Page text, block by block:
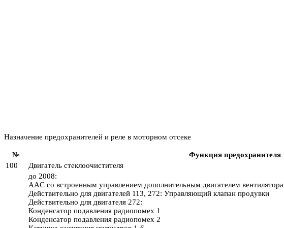
Назначение предохранителей и реле в моторном отсеке
№ Функция предохранителя
100
Двигатель стеклоочистителя
до 2008:
AAC со встроенным управлением дополнительным двигателем вентилятора
Действительно для двигателей 113, 272: Управляющий клапан продувки
Действительно для двигателя 272:
Конденсатор подавления радиопомех 1
Конденсатор подавления радиопомех 2